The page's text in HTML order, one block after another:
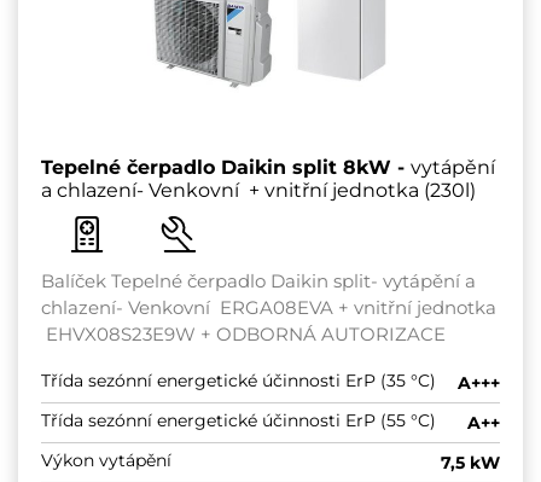
Tepelné čerpadlo Daikin split 8kW -vytápění
a chlazení- Venkovní + vnitřní jednotka (230l)
Balíček Tepelné čerpadlo Daikin split- vytápění a
chlazení- Venkovní ERGA08EVA + vnitřní jednotka
EHVX08S23E9W + ODBORNÁ AUTORIZACE
Třída sezónní energetické účinnosti ErP (35 °C)
A+++
Třída sezónní energetické účinnosti ErP (55 °C)
A++
Výkon vytápění
7,5 kW